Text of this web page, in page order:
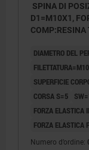
SPINA DI
D1=M10X1,
COMP:RESINA
DIAMETRO DEL
SUPERFICIE
CORSA S=5
FORZA ELASTICA
FORZA ELASTICA
Numero d’ordine: